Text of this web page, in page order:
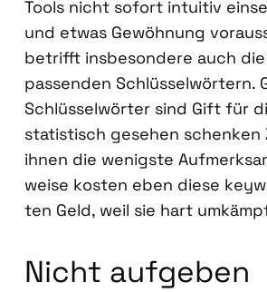
Tools nicht sofort intui­tiv
und etwas Gewöh­nung
betrifft ins­be­son­de­re auch
pas­sen­den Schlüs­sel­wör­tern.
Schlüs­sel­wör­ter sind Gift für
sta­tis­tisch gese­hen schen­ken
ihnen die wenigs­te
wei­se kos­ten eben die­se
ten Geld, weil sie hart
Nicht auf­ge­ben